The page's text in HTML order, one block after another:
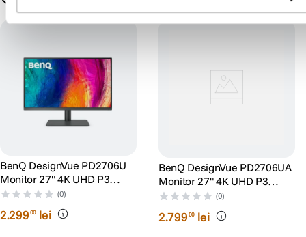
BenQ DesignVue PD2706U
Monitor 27" 4K UHD P3
DisplayHDR 400 USB-C
(0)
2.29900 lei
BenQ DesignVue PD2706UA
Monitor 27" 4K UHD P3
DisplayHDR 400 USB-C
(0)
2.79900 lei